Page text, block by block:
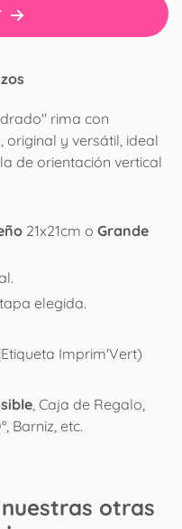
rima con
original y versátil, ideal
de orientación vertical
21x21cm o Grande
elegida.
Imprim'Vert)
, Caja de Regalo,
Barniz, etc.
otras